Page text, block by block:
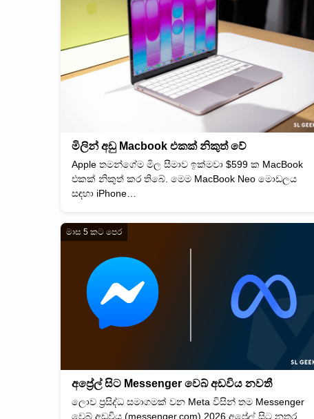
මිලින් අඩු Macbook එකක් නිකුත් වේ
Apple තමන්ගේම මිල සීමාව ඉක්මවා $599 ක MacBook
එකක් නිකුත් කර තිබේ. මෙම MacBook Neo මොඩලය
සඳහා iPhone…
මාස 5 කට පෙර
අප්‍රේල් සිට Messenger වෙබ් අඩවිය නවතී
ලොව ප්‍රසිද්ධ සමාගමක් වන Meta විසින් තම Messenger
වෙබ් අඩවිය (messenger.com) 2026 අප්‍රේල් සිට නතර